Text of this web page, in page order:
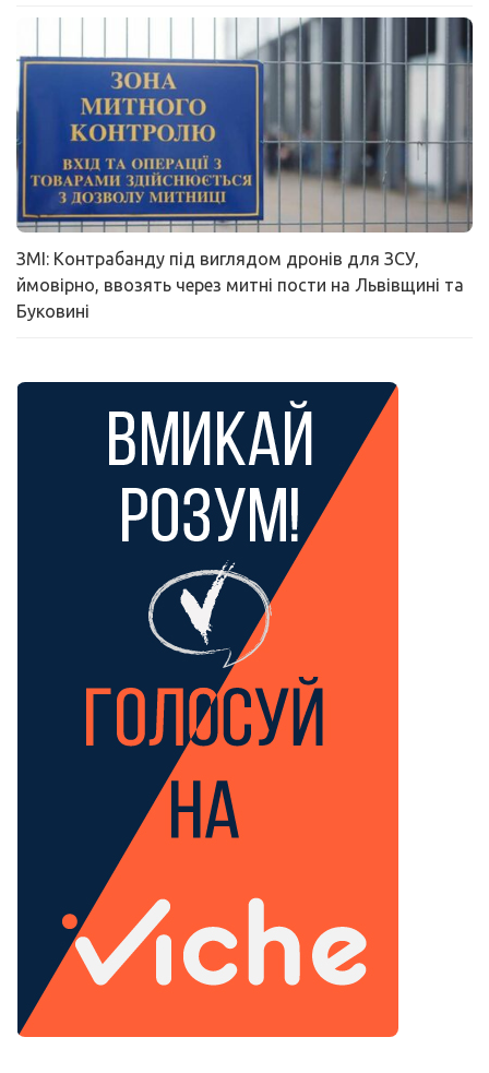
ЗМІ: Контрабанду під виглядом дронів для ЗСУ,
ймовірно, ввозять через митні пости на Львівщині та
Буковині